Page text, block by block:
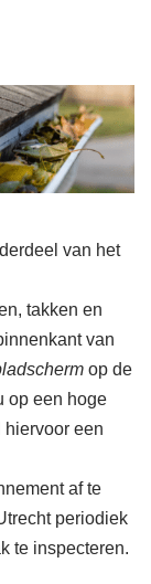
van het
takken en
van
op de
op een hoge
hiervoor een
af te
periodiek
te inspecteren.